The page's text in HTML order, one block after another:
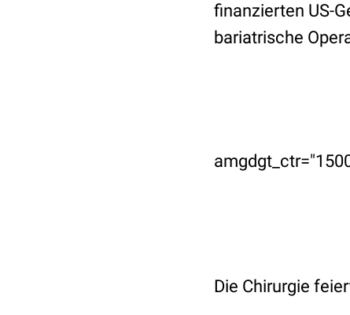
finanzierten US-
bariatrische
Die Chirurgie